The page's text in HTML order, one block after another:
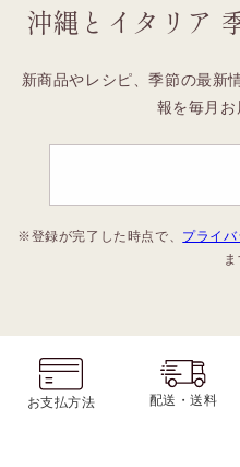
沖縄とイタリア
新商品やレシピ、季節の最新
報を毎月お
※登録が完了した時点で、 プライ
ま
お支払方法 配送・送料